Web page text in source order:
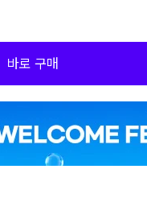
바로 구매